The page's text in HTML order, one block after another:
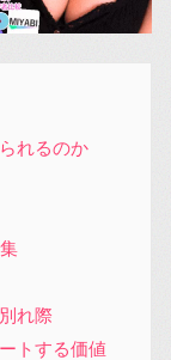
れるのか
れ際
トする価値